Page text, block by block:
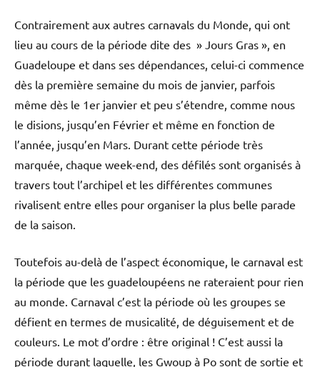
Contrairement aux autres carnavals du Monde, qui ont
lieu au cours de la période dite des » Jours Gras », en
Guadeloupe et dans ses dépendances, celui-ci commence
dès la première semaine du mois de janvier, parfois
même dès le 1er janvier et peu s’étendre, comme nous
le disions, jusqu’en Février et même en fonction de
l’année, jusqu’en Mars. Durant cette période très
marquée, chaque week-end, des défilés sont organisés à
travers tout l’archipel et les différentes communes
rivalisent entre elles pour organiser la plus belle parade
de la saison.
Toutefois au-delà de l’aspect économique, le carnaval est
la période que les guadeloupéens ne rateraient pour rien
au monde. Carnaval c’est la période où les groupes se
défient en termes de musicalité, de déguisement et de
couleurs. Le mot d’ordre : être original ! C’est aussi la
période durant laquelle, les Gwoup à Po sont de sortie et